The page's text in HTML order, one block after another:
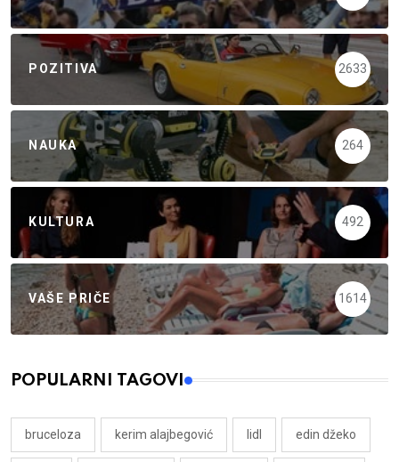
POZITIVA 2633
NAUKA 264
KULTURA 492
VAŠE PRIČE 1614
POPULARNI TAGOVI
bruceloza kerim alajbegović lidl edin džeko